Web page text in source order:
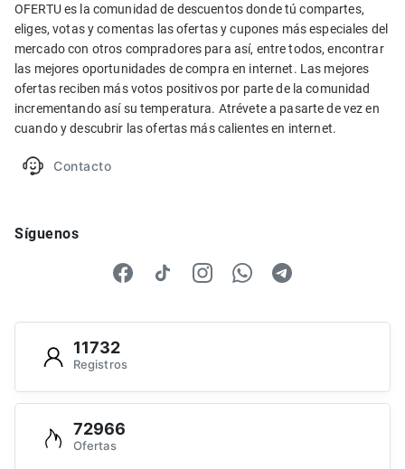
OFERTU es la comunidad de descuentos donde tú compartes,
eliges, votas y comentas las ofertas y cupones más especiales del
mercado con otros compradores para así, entre todos, encontrar
las mejores oportunidades de compra en internet. Las mejores
ofertas reciben más votos positivos por parte de la comunidad
incrementando así su temperatura. Atrévete a pasarte de vez en
cuando y descubrir las ofertas más calientes en internet.
Contacto
Síguenos
11732
Registros
72966
Ofertas